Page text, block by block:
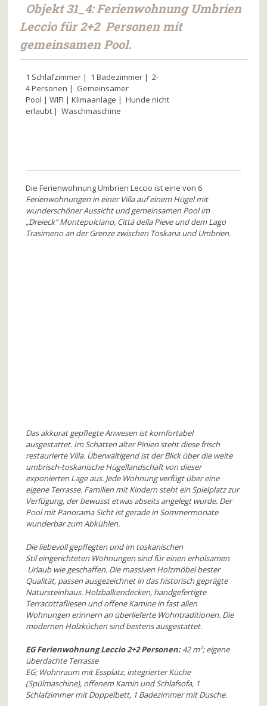
Objekt 31_4: Ferienwohnung Umbrien
Leccio für 2+2 Personen mit
gemeinsamen Pool.
1 Schlafzimmer | 1 Badezimmer | 2-
4Personen | Gemeinsamer
Pool | WIFI | Klimaanlage | Hunde nicht
erlaubt | Waschmaschine
Die Ferienwohnung Umbrien Leccio ist eine von 6
Ferienwohnungen in einer Villa auf einem Hügel mit
wunderschöner Aussicht und gemeinsamen Pool im
„Dreieck“ Montepulciano, Cittá della Pieve und dem Lago
Trasimeno an der Grenze zwischen Toskana und Umbrien.
Das akkurat gepflegte Anwesen ist komfortabel
ausgestattet. Im Schatten alter Pinien steht diese frisch
restaurierte Villa. Überwältigend ist der Blick über die weite
umbrisch-toskanische Hügellandschaft von dieser
exponierten Lage aus. Jede Wohnung verfügt über eine
eigene Terrasse. Familien mit Kindern steht ein Spielplatz zur
Verfügung, der bewusst etwas abseits angelegt wurde. Der
Pool mit Panorama Sicht ist gerade in Sommermonate
wunderbar zum Abkühlen.
Die liebevoll gepflegten und im toskanischen
Stil eingerichteten Wohnungen sind für einen erholsamen
Urlaub wie geschaffen. Die massiven Holzmöbel bester
Qualität, passen ausgezeichnet in das historisch geprägte
Natursteinhaus. Holzbalkendecken, handgefertigte
Terracottafliesen und offene Kamine in fast allen
Wohnungen erinnern an überlieferte Wohntraditionen. Die
modernen Holzküchen sind bestens ausgestattet.
EG Ferienwohnung Leccio 2+2 Personen:42 m²; eigene
überdachte Terrasse
EG; Wohnraum mit Essplatz, integrierter Küche
(Spülmaschine), offenem Kamin und Schlafsofa, 1
Schlafzimmer mit Doppelbett, 1 Badezimmer mit Dusche.